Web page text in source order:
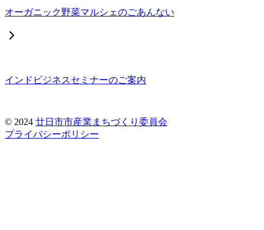
オーガニック野菜マルシェのごあんない
インドビジネスセミナーのご案内
© 2024 廿日市市産業まちづくり委員会
プライバシーポリシー